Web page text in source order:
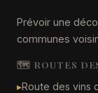
Prévoir une
communes
🗺️ ROUTES
▸Route des vins